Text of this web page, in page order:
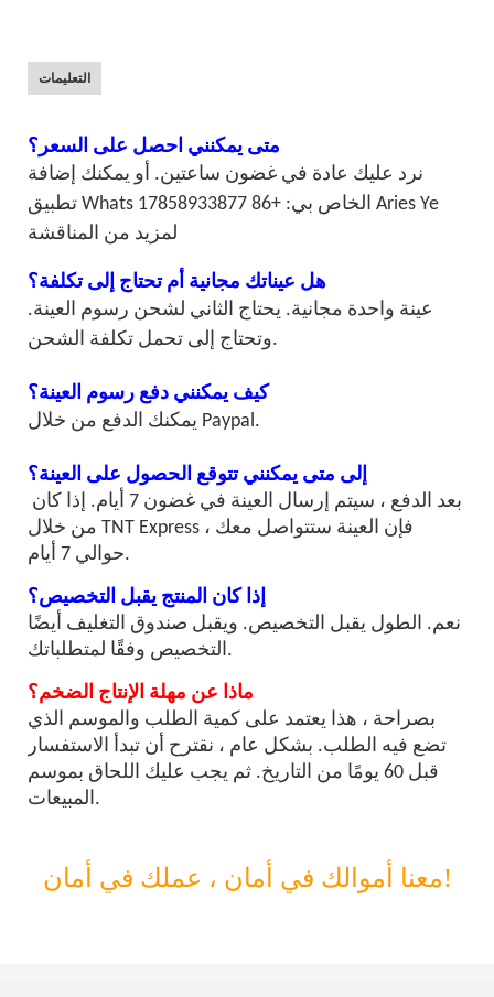
التعليمات
متى يمكنني احصل على السعر؟
نرد عليك عادة في غضون ساعتين. أو يمكنك إضافة
تطبيق Whats الخاص بي: +86 17858933877 Aries Ye
لمزيد من المناقشة
هل عيناتك مجانية أم تحتاج إلى تكلفة؟
عينة واحدة مجانية. يحتاج الثاني لشحن رسوم العينة.
وتحتاج إلى تحمل تكلفة الشحن.
كيف يمكنني دفع رسوم العينة؟
يمكنك الدفع من خلال Paypal.
إلى متى يمكنني تتوقع الحصول على العينة؟
من خلال TNT Express ، فإن العينة ستتواصل معك
حوالي 7 أيام.
إذا كان المنتج يقبل التخصيص؟
نعم. الطول يقبل التخصيص. ويقبل صندوق التغليف أيضًا
التخصيص وفقًا لمتطلباتك.
ماذا عن مهلة الإنتاج الضخم؟
بصراحة ، هذا يعتمد على كمية الطلب والموسم الذي
تضع فيه الطلب. بشكل عام ، نقترح أن تبدأ الاستفسار
قبل 60 يومًا من التاريخ. ثم يجب عليك اللحاق بموسم
المبيعات.
معنا أموالك في أمان ، عملك في أمان!